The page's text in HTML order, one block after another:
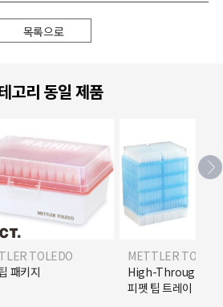
목록으로
고리 동일 제품
TOLEDO
패키지
METTLER
High-Throughput
피펫 팁 트레이